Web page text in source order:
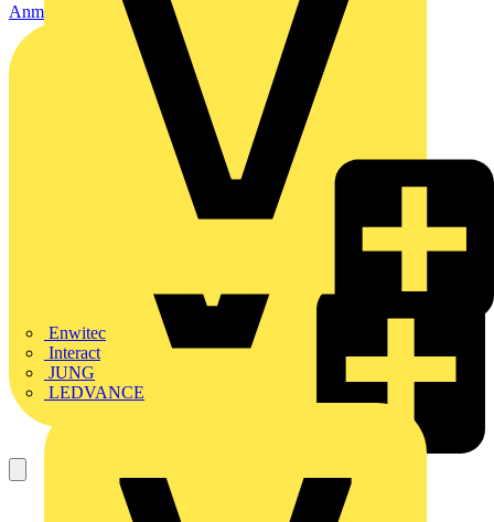
Enwitec
Interact
JUNG
LEDVANCE
Anmelden Registrierung